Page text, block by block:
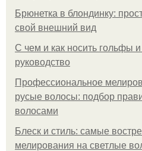
Брюнетка в блондинку:
свой внешний вид
С чем и как носить гольфы
руководство
Профессиональное
русые волосы: подбор
волосами
Блеск и стиль: самые
мелирования на светлые